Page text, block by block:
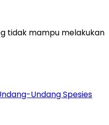
tidak mampu melakukan
Undang Spesies